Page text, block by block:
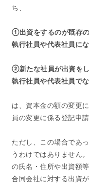
ち、
①出資をするのが既存
執行社員や代表社員に
②新たな社員が出資を
執行社員や代表社員で
は、資本金の額の変更
員の変更に係る登記申
ただし、この場合であ
うわけではありません
の氏名・住所や出資額
合同会社に対する出資